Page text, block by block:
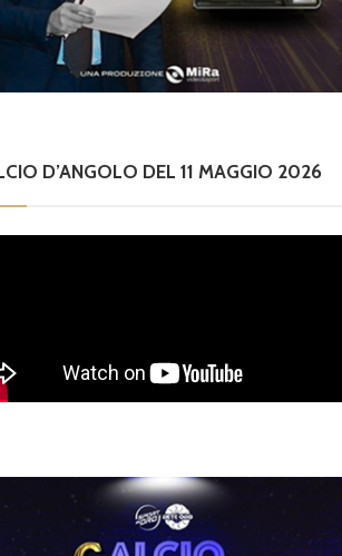
Dilettanti Serie D
(Certosa V.
senza sosta: Busat
e Sosa nel mirino,
D’ANGOLO DEL 11 MAGGIO 2026